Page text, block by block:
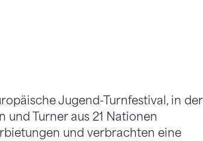
Jugend-Turnfestival, in der
Turner aus 21 Nationen
und verbrachten eine